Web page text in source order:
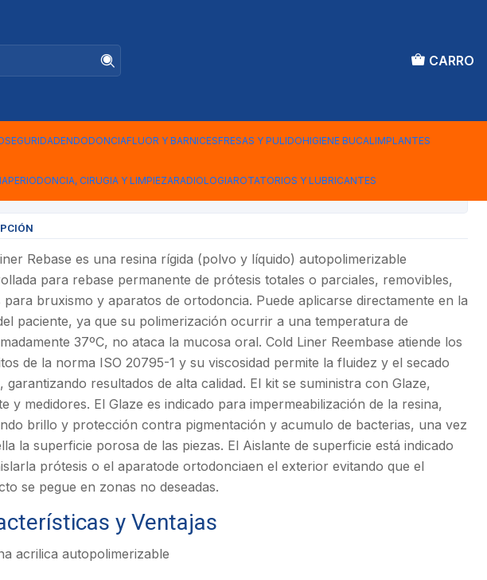
CARRO
ENDODONCIAFLUOR Y BARNICESFRESAS Y PULIDOHIGIENE BUCALIMPLANTES
PERIODONCIA, CIRUGIA Y LIMPIEZARADIOLOGIAROTATORIOS Y LUBRICANTES
TDV
Rebase es una resina rígida (polvo y líquido) autopolimerizable
para rebase permanente de prótesis totales o parciales, removibles,
para bruxismo y aparatos de ortodoncia. Puede aplicarse directamente en la
paciente, ya que su polimerización ocurrir a una temperatura de
37ºC, no ataca la mucosa oral. Cold Liner Reembase atiende los
de la norma ISO 20795-1 y su viscosidad permite la fluidez y el secado
garantizando resultados de alta calidad. El kit se suministra con Glaze,
y medidores. El Glaze es indicado para impermeabilización de la resina,
brillo y protección contra pigmentación y acumulo de bacterias, una vez
la superficie porosa de las piezas. El Aislante de superficie está indicado
prótesis o el aparatode ortodonciaen el exterior evitando que el
se pegue en zonas no deseadas.
y Ventajas
acrilica autopolimerizable